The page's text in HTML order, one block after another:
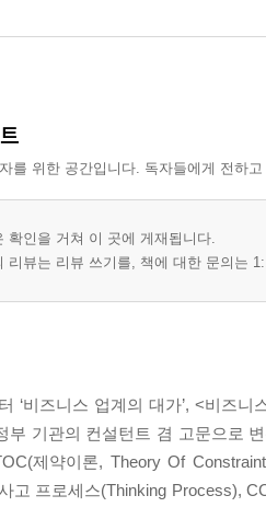
를 위한 공간입니다. 독자들에게 전하
확인을 거쳐 이 곳에 게재됩니다.
리뷰는 리뷰 쓰기를, 책에 대한 문의는
‘비즈니스 업계의 대가’, <비즈
부 기관의 컨설턴트 겸 고문으로
제약이론, Theory Of
고 프로세스(Thinking Process),